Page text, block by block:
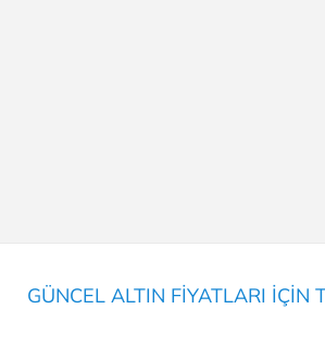
GÜNCEL ALTIN FİYATLARI İÇİN